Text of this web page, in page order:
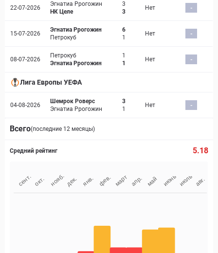
22-07-2026
Эгнатиа Ррогожин
НК Целе
3
3
Нет -
15-07-2026
Эгнатиа Ррогожин
Петрокуб
6
1
Нет -
08-07-2026
Петрокуб
Эгнатиа Ррогожин
1
1
Нет -
Лига Европы УЕФА
04-08-2026
Шемрок Роверс
Эгнатиа Ррогожин
3
1
Нет -
Всего(последние 12 месяцы)
Средний рейтинг 5.18